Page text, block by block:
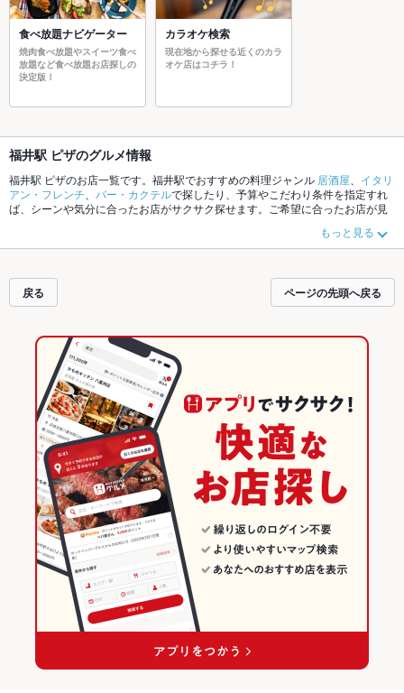
食べ放題ナビゲーター
焼肉食べ放題やスイーツ食べ
放題など食べ放題お店探しの
決定版！
カラオケ検索
現在地から探せる近くのカラ
オケ店はコチラ！
福井駅 ピザのグルメ情報
福井駅 ピザのお店一覧です。福井駅でおすすめの料理ジャンル 居酒屋
イタリ
アン・フレンチ
バー・カクテルで探したり、予算やこだわり条件を指定すれ
ば、シーンや気分に合ったお店がサクサク探せます。ご希望に合ったお店が見
ックしてみてください。ホットペッパーグルメなら、お得なクーポンはもちろ
ん、こだわりメニューからあげ、お茶漬け、手羽先や季節のおすすめ料理な
ト予約が使えるお店も拡大中です。友達どうしの飲み会にも、会社の宴会に
も、デートやパーティーにもお得に便利にホットペッパーグルメをご利用くだ
さい。
もっと見る
戻る ページの先頭へ戻る